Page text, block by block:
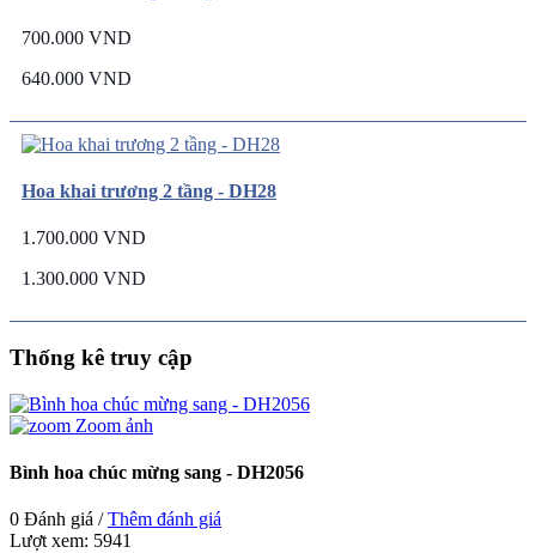
700.000 VND
640.000 VND
Hoa khai trương 2 tầng - DH28
1.700.000 VND
1.300.000 VND
Thống kê truy cập
Zoom ảnh
Bình hoa chúc mừng sang - DH2056
0 Đánh giá /Thêm đánh giá
Lượt xem: 5941